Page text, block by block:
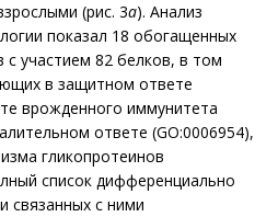
(рис. 3а). Анализ
показал 18 обогащенных
с участием 82 белков, в том
в защитном ответе
врожденного иммунитета
ответе (GO:0006954),
гликопротеинов
список дифференциально
связанных с ними